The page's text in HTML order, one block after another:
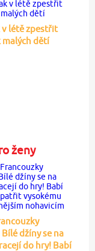
v létě zpestřit
malých dětí
ženy
džíny se na
do hry! Babí